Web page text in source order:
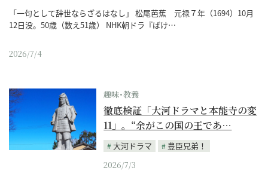
「一句として辞世ならざるはなし」 松尾芭蕉 元禄７年（1694）10月
12日没。50歳（数え51歳） NHK朝ドラ『ばけ…
2026/7/4
趣味･教養
徹底検証「大河ドラマと本能寺の変
11」。“余がこの国の王であ…
大河ドラマ
豊臣兄弟！
2026/7/3